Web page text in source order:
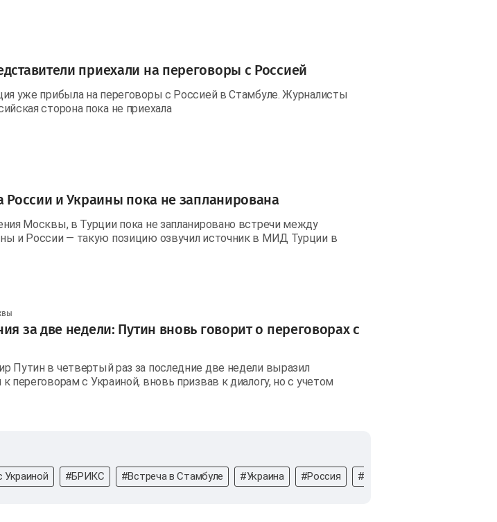
приехали на переговоры с Россией
уже прибыла на переговоры с Россией в Стамбуле. Журналисты
сторона пока не приехала
России и Украины пока не запланирована
Москвы, в Турции пока не запланировано встречи между
и России — такую позицию озвучил источник в МИД Турции в
за две недели: Путин вновь говорит о переговорах с
Путин в четвертый раз за последние две недели выразил
переговорам с Украиной, вновь призвав к диалогу, но с учетом
Украиной #БРИКС #Встреча в Стамбуле #Украина #Россия #Стамбул